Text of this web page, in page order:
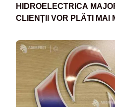
HIDROELECTRICA
CLIENȚII VOR PLĂTI MAI